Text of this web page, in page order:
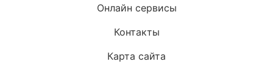
Онлайн сервисы
Контакты
Карта сайта